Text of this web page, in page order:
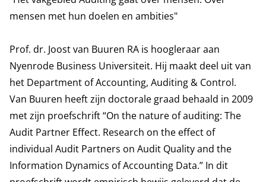
mensen met hun doelen en ambities"
Prof. dr. Joost van Buuren RA is hoogleraar aan
Nyenrode Business Universiteit. Hij maakt deel uit van
het Department ofAccounting, Auditing & Control.
Van Buuren heeft zijn doctorale graad behaald in 2009
met zijn proefschrift “On the nature of auditing: The
Audit Partner Effect. Research on the effect of
individual Audit Partners on Audit Quality and the
Information Dynamics of Accounting Data.” In dit